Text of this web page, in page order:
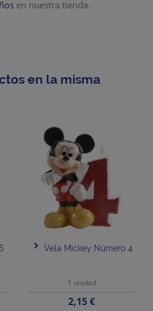
en nuestra tienda.
en la misma
Vela Mickey Número 4
1 unidad
Precio
2,15 €